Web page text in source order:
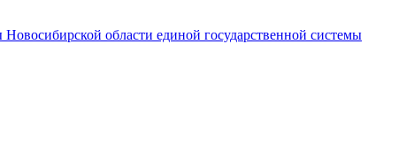
области единой государственной системы